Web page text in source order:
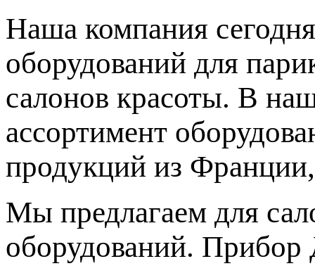
Наша компания
оборудований для
салонов красоты. В
ассортимент
продукций из
Мы предлагаем для
оборудований. Прибор